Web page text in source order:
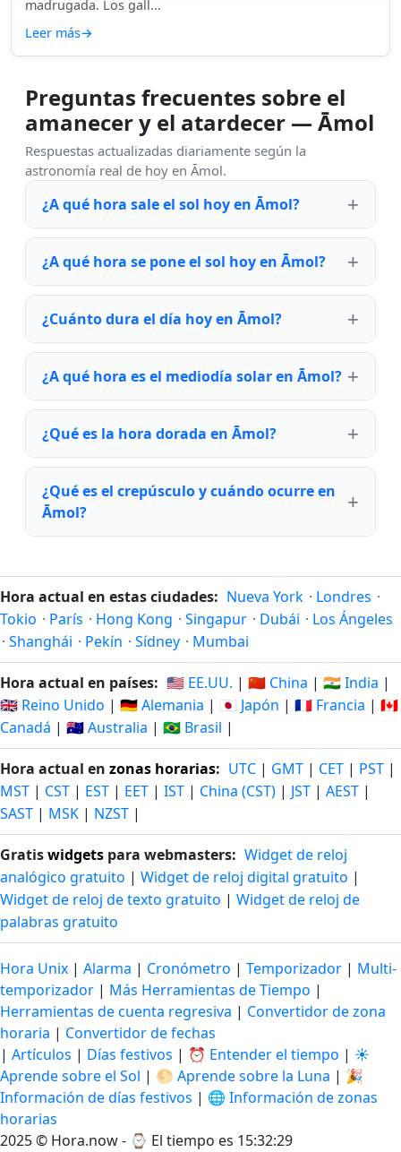
madrugada. Los gall...
Leer más→
Preguntas frecuentes sobre el
amanecer y el atardecer — Āmol
Respuestas actualizadas diariamente según la
astronomía real de hoy en Āmol.
¿A qué hora sale el sol hoy en Āmol?
¿A qué hora se pone el sol hoy en Āmol?
¿Cuánto dura el día hoy en Āmol?
¿A qué hora es el mediodía solar en Āmol?
¿Qué es la hora dorada en Āmol?
¿Qué es el crepúsculo y cuándo ocurre en
Āmol?
Hora actual en estas ciudades: Nueva York · Londres ·
Tokio · París · Hong Kong · Singapur · Dubái · Los Ángeles
· Shanghái · Pekín · Sídney · Mumbai
Hora actual en países: 🇺🇸 EE.UU. | 🇨🇳 China | 🇮🇳 India |
🇬🇧 Reino Unido | 🇩🇪 Alemania | 🇯🇵 Japón | 🇫🇷 Francia | 🇨🇦
Canadá | 🇦🇺 Australia | 🇧🇷 Brasil |
Hora actual en zonas horarias: UTC | GMT | CET | PST |
MST | CST | EST | EET | IST | China (CST) | JST | AEST |
SAST | MSK | NZST |
Gratiswidgets para webmasters: Widget de reloj
analógico gratuito | Widget de reloj digital gratuito |
Widget de reloj de texto gratuito | Widget de reloj de
palabras gratuito
Hora Unix | Alarma | Cronómetro | Temporizador | Multi-
temporizador | Más Herramientas de Tiempo |
Herramientas de cuenta regresiva | Convertidor de zona
horaria | Convertidor de fechas
| Artículos | Días festivos | ⏰ Entender el tiempo | ☀️
Aprende sobre el Sol | 🌕 Aprende sobre la Luna | 🎉
Información de días festivos | 🌐 Información de zonas
horarias
2025 © Hora.now - ⌚ El tiempo es 15:32:30